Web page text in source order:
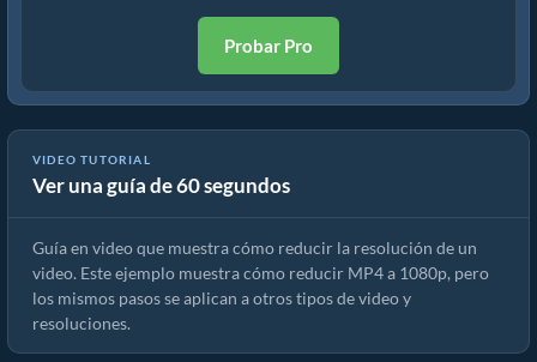
Probar Pro
VIDEO TUTORIAL
Ver una guía de 60 segundos
Cómo reducir la resolución de mp4 (Guía sencilla)
Guía en video que muestra cómo reducir la resolución de un
video. Este ejemplo muestra cómo reducir MP4 a 1080p, pero
los mismos pasos se aplican a otros tipos de video y
resoluciones.